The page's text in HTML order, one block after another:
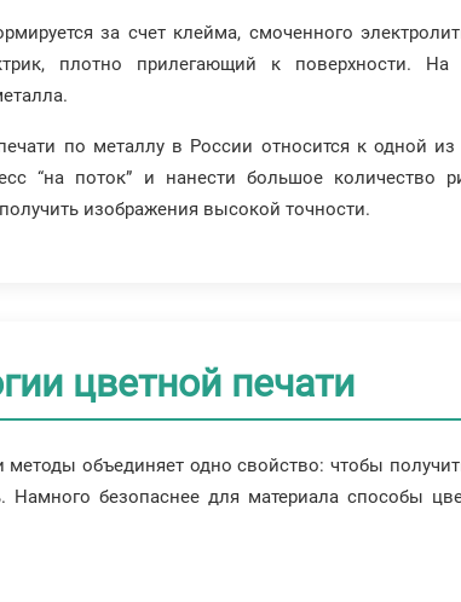
за счет клейма, смоченного
плотно прилегающий к поверхности.
по металлу в России относится к одной
“на поток” и нанести большое количество
изображения высокой точности.
цветной печати
объединяет одно свойство: чтобы
Намного безопаснее для материала способы